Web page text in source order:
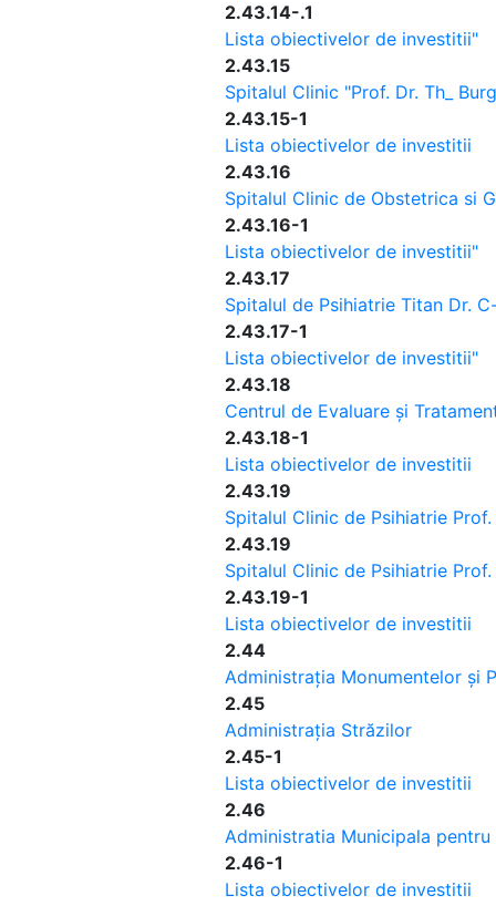
2.43.14-.1
Lista obiectivelor de investitii"
2.43.15
Spitalul Clinic "Prof. Dr. Th_
2.43.15-1
Lista obiectivelor de investitii
2.43.16
Spitalul Clinic de Obstetrica si
2.43.16-1
Lista obiectivelor de investitii"
2.43.17
Spitalul de Psihiatrie Titan Dr.
2.43.17-1
Lista obiectivelor de investitii"
2.43.18
Centrul de Evaluare și
2.43.18-1
Lista obiectivelor de investitii
2.43.19
Spitalul Clinic de Psihiatrie
2.43.19
Spitalul Clinic de Psihiatrie
2.43.19-1
Lista obiectivelor de investitii
2.44
Administrația Monumentelor și
2.45
Administrația Străzilor
2.45-1
Lista obiectivelor de investitii
2.46
Administratia Municipala
2.46-1
Lista obiectivelor de investitii